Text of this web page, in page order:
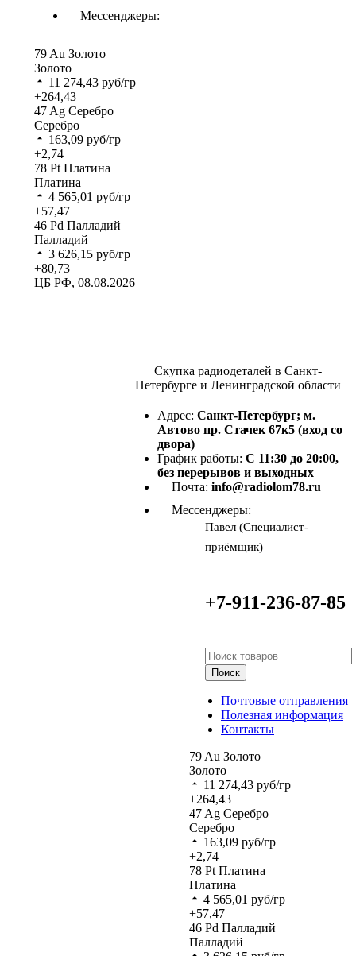
Мессенджеры:
79 Au Золото
Золото
11 274,43 руб/гр
+264,43
47 Ag Серебро
Серебро
163,09 руб/гр
+2,74
78 Pt Платина
Платина
4 565,01 руб/гр
+57,47
46 Pd Палладий
Палладий
3 626,15 руб/гр
+80,73
ЦБ РФ, 08.08.2026
Скупка радиодеталей в Санкт-
Петербурге и Ленинградской области
Адрес: Санкт-Петербург; м.
Автово пр. Стачек 67к5 (вход со
двора)
График работы: С 11:30 до 20:00,
без перерывов и выходных
Почта: info@radiolom78.ru
Мессенджеры:
Павел (Специалист-
приёмщик)
+7-911-236-87-85
Поиск
Почтовые отправления
Полезная информация
Контакты
79 Au Золото
Золото
11 274,43 руб/гр
+264,43
47 Ag Серебро
Серебро
163,09 руб/гр
+2,74
78 Pt Платина
Платина
4 565,01 руб/гр
+57,47
46 Pd Палладий
Палладий